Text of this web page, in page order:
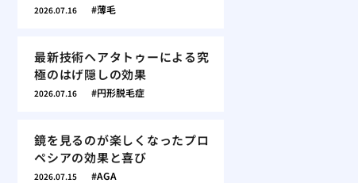
2026.07.16 薄毛
最新技術ヘアタトゥーによる究
極のはげ隠しの効果
2026.07.16 円形脱毛症
鏡を見るのが楽しくなったプロ
ペシアの効果と喜び
2026.07.15 AGA